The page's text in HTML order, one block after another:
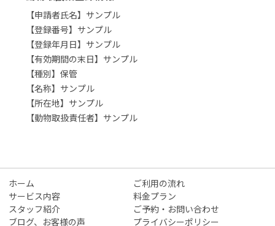
【申請者氏名】サンプル
【登録番号】サンプル
【登録年月日】サンプル
【有効期間の末日】サンプル
【種別】保管
【名称】サンプル
【所在地】サンプル
【動物取扱責任者】サンプル
ホーム
ご利用の流れ
サービス内容
料金プラン
スタッフ紹介
ご予約・お問い合わせ
ブログ、お客様の声
プライバシーポリシー